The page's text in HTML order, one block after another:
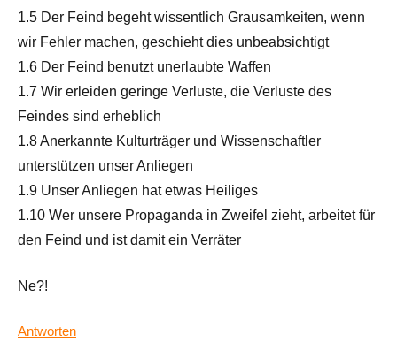
1.5 Der Feind begeht wissentlich Grausamkeiten, wenn
wir Fehler machen, geschieht dies unbeabsichtigt
1.6 Der Feind benutzt unerlaubte Waffen
1.7 Wir erleiden geringe Verluste, die Verluste des
Feindes sind erheblich
1.8 Anerkannte Kulturträger und Wissenschaftler
unterstützen unser Anliegen
1.9 Unser Anliegen hat etwas Heiliges
1.10 Wer unsere Propaganda in Zweifel zieht, arbeitet für
den Feind und ist damit ein Verräter
Ne?!
Antworten